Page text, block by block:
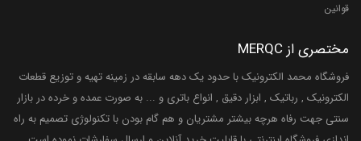
قوانین
مختصری از MERQC
فروشگاه محمد الکترونیک با حدود یک دهه سابقه در زمینه تهیه و توزیع قطعات
الکترونیک , رباتیک , ابزار دقیق , انواع باتری و ... به صورت عمده و خرده در بازار
سنتی جهت رفاه هرچه بیشتر مشتریان و هم گام بودن با تکنولوژی تصمیم به راه